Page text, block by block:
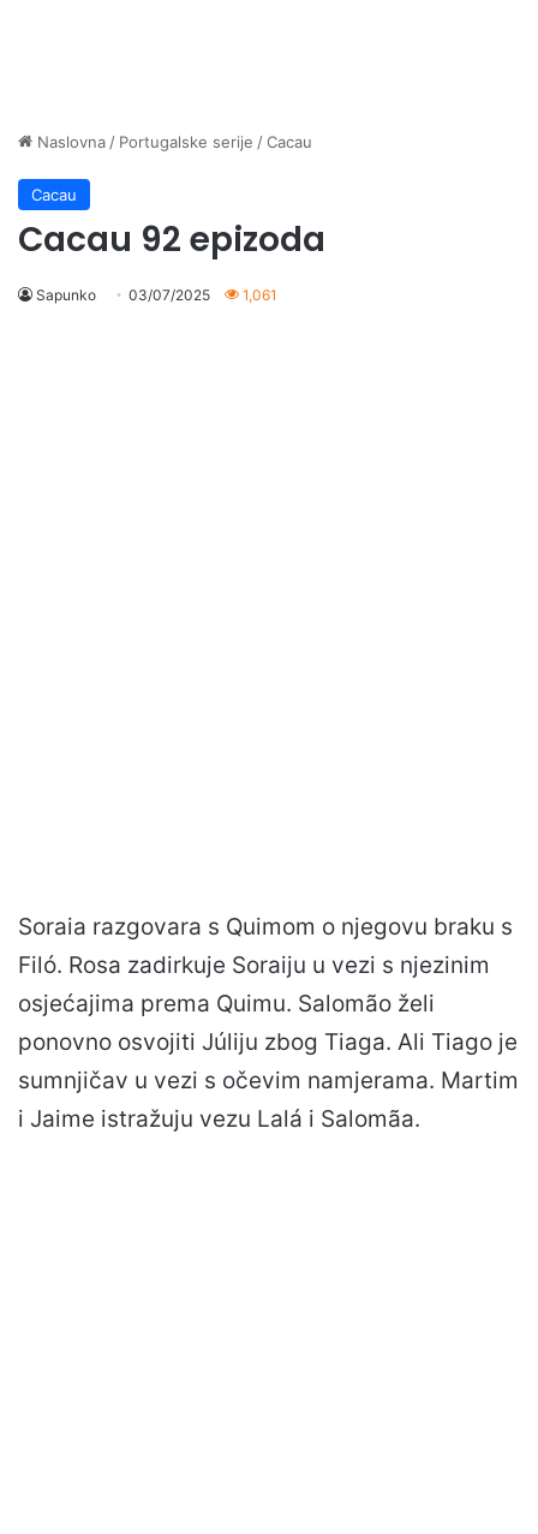
Naslovna / Portugalske serije /Cacau
Cacau
Cacau 92 epizoda
Sapunko 03/07/2025 1,061
Soraia razgovara s Quimom o njegovu braku s
Filó. Rosa zadirkuje Soraiju u vezi s njezinim
osjećajima prema Quimu. Salomão želi
ponovno osvojiti Júliju zbog Tiaga. Ali Tiago je
sumnjičav u vezi s očevim namjerama. Martim
i Jaime istražuju vezu Lalá i Salomãa.